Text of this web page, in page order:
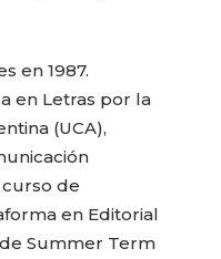
en 1987.
en Letras por la
(UCA),
curso de
en Editorial
Summer Term